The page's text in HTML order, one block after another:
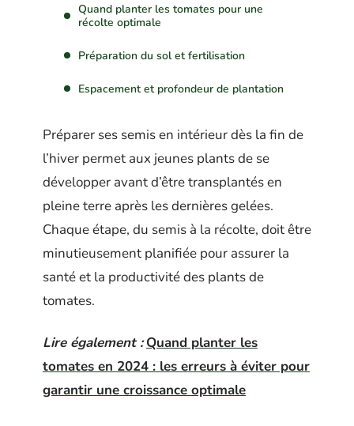
Quand planter les tomates pour une
récolte optimale
Préparation du sol et fertilisation
Espacement et profondeur de plantation
Préparer ses semis en intérieur dès la fin de
l’hiver permet aux jeunes plants de se
développer avant d’être transplantés en
pleine terre après les dernières gelées.
Chaque étape, du semis à la récolte, doit être
minutieusement planifiée pour assurer la
santé et la productivité des plants de
tomates.
Lire également : Quand planter les
tomates en 2024 : les erreurs à éviter pour
garantir une croissance optimale